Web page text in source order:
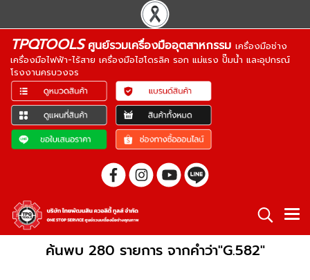
TPQTOOLSศูนย์รวมเครื่องมืออุตสาหกรรม เครื่องมือช่าง
เครื่องมือไฟฟ้า-ไร้สาย เครื่องมือไฮโดรลิค รอก แม่แรง ปั๊มน้ำ และอุปกรณ์
โรงงานครบวงจร
ค้นพบ 280 รายการ จากคำว่า"G.582"